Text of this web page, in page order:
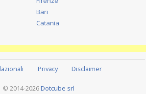
Bari
Catania
Privacy Disclaimer
© 2014-2026 Dotcube srl